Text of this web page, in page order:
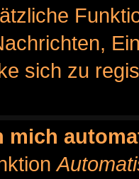
sich zu
mich